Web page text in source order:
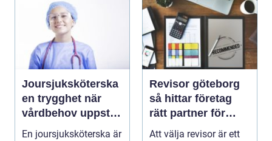
Joursjuksköterska
en trygghet när
vårdbehov uppstår
dygnet runt
En joursjuksköterska är
Revisor göteborg
så hittar företag
rätt partner för
trygg tillväxt
Att välja revisor är ett